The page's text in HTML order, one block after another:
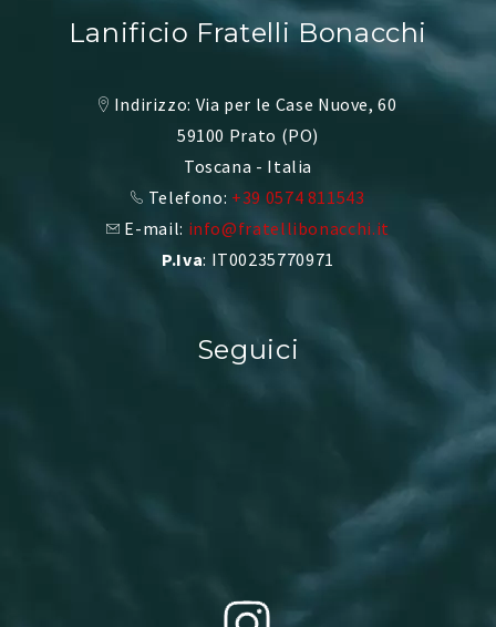
Lanificio Fratelli Bonacchi
Indirizzo: Via per le Case Nuove, 60
59100 Prato (PO)
Toscana - Italia
Telefono: +39 0574 811543
E-mail: info@fratellibonacchi.it
P.Iva: IT00235770971
Seguici